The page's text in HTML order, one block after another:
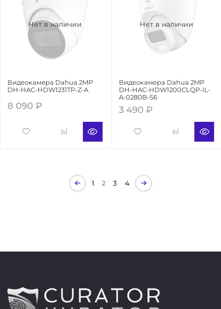
Нет в наличии
Видеокамера Dahua 2MP
DH-HAC-HDW1231TP-Z-A
8 090 ₽
Нет в наличии
Видеокамера Dahua 2MP
DH-HAC-HDW1200CLQP-IL-
A-0280B-S6
3 490 ₽
1 2 3 4